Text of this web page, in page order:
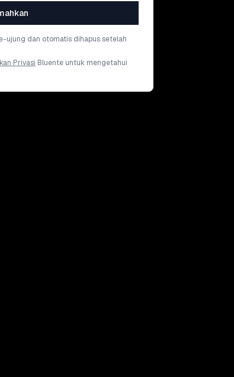
ujung dan otomatis dihapus setelah
Privasi Bluente untuk mengetahui